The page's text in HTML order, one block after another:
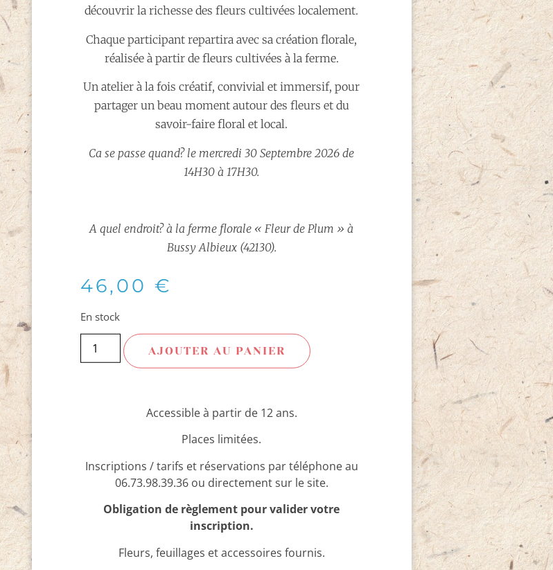
découvrir la richesse des fleurs cultivées localement.
Chaque participant repartira avec sa création florale,
réalisée à partir de fleurs cultivées à la ferme.
Un atelier à la fois créatif, convivial et immersif, pour
partager un beau moment autour des fleurs et du
savoir-faire floral et local.
Ca se passe quand? le mercredi 30 Septembre 2026 de
14H30 à 17H30.
A quel endroit?à la ferme florale « Fleur de Plum » à
Bussy Albieux (42130).
46,00 €
En stock
AJOUTER AU PANIER
Accessible à partir de 12 ans.
Places limitées.
Inscriptions / tarifs et réservations par téléphone au
06.73.98.39.36 ou directement sur le site.
Obligation de règlement pour valider votre
inscription.
Fleurs, feuillages et accessoires fournis.